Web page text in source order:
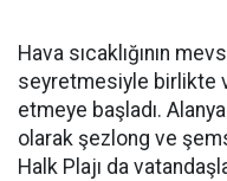
Hava sıcaklığının
seyretmesiyle birlikte
etmeye başladı.
olarak şezlong ve
Halk Plajı da